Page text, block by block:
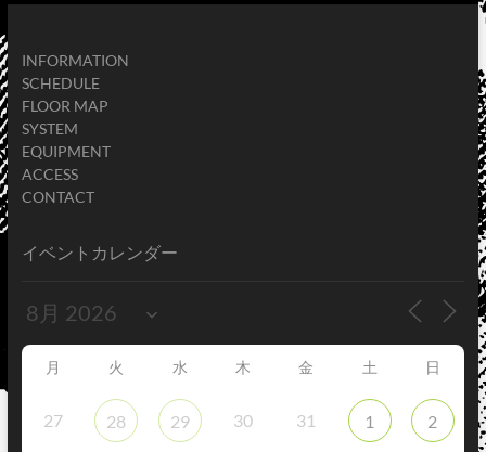
INFORMATION
SCHEDULE
FLOOR MAP
SYSTEM
EQUIPMENT
ACCESS
CONTACT
イベントカレンダー
月 火 水 木 金 土 日
27 28 29 30 31 1 2